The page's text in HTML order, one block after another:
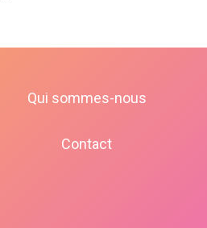
Qui sommes-nous
Contact